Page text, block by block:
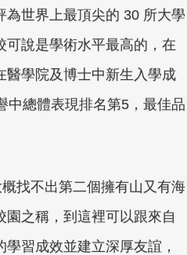
為世界上最頂尖的 30 所大學
可說是學術水平最高的，在
醫學院及博士中新生入學成
中總體表現排名第5，最佳品
找不出第二個擁有山又有海
之稱，到這裡可以跟來自
習成效並建立深厚友誼，